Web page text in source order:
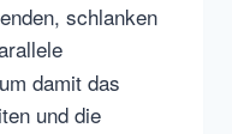
schlanken
damit das
und die